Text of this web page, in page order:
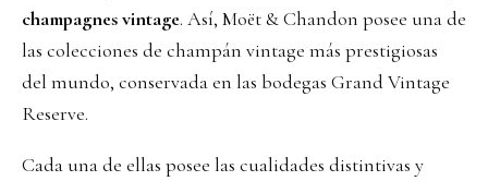
champagnes vintage. Así, Moët & Chandon posee una de
las colecciones de champán vintage más prestigiosas
del mundo, conservada en las bodegas Grand Vintage
Reserve.
Cada una de ellas posee las cualidades distintivas y